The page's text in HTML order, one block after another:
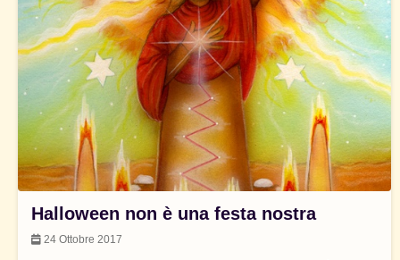
Halloween non è una festa nostra
24 Ottobre 2017